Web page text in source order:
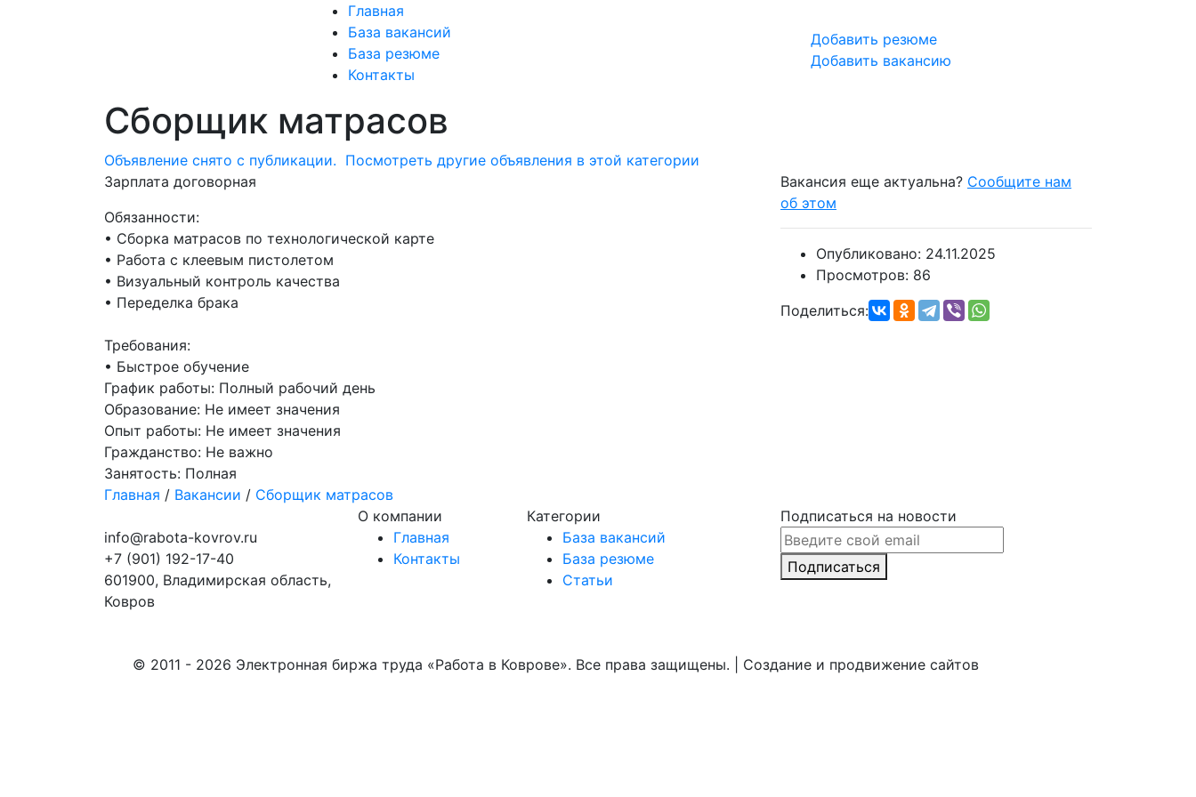
Главная
База вакансий
База резюме
Контакты
Добавить резюме
Добавить вакансию
Сборщик матрасов
Объявление снято с публикации. Посмотреть другие объявления в этой категории
Зарплата договорная
Обязанности:
• Сборка матрасов по технологической карте
• Работа с клеевым пистолетом
• Визуальный контроль качества
• Переделка брака
Требования:
• Быстрое обучение
График работы: Полный рабочий день
Образование: Не имеет значения
Опыт работы: Не имеет значения
Гражданство: Не важно
Занятость: Полная
Главная / Вакансии / Сборщик матрасов
Вакансия еще актуальна? Сообщите нам
об этом
Опубликовано: 24.11.2025
Просмотров: 86
Поделиться:
info@rabota-kovrov.ru
+7 (901) 192-17-40
601900, Владимирская область,
Ковров
О компании
Главная
Контакты
Категории
База вакансий
База резюме
Статьи
Подписаться на новости
Подписаться
© 2011 - 2026 Электронная биржа труда «Работа в Коврове». Все права защищены. | Создание и продвижение сайтов